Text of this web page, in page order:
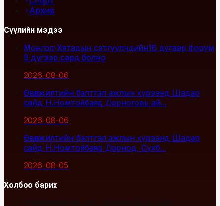
Архив
Сүүлийн мэдээ
Монгол-Хятадын сэтгүүлчдийн16 дугаар форум
9 дүгээр сард болно
2026-08-06
Өвөлжилтийн бэлтгэл ажлын хүрээнд Шадар
сайд Н.Номтойбаяр Дорноговь ай...
2026-08-06
Өвөлжилтийн бэлтгэл ажлын хүрээнд Шадар
сайд Н.Номтойбаяр Дорнод, Сүхб...
2026-08-05
Холбоо барих